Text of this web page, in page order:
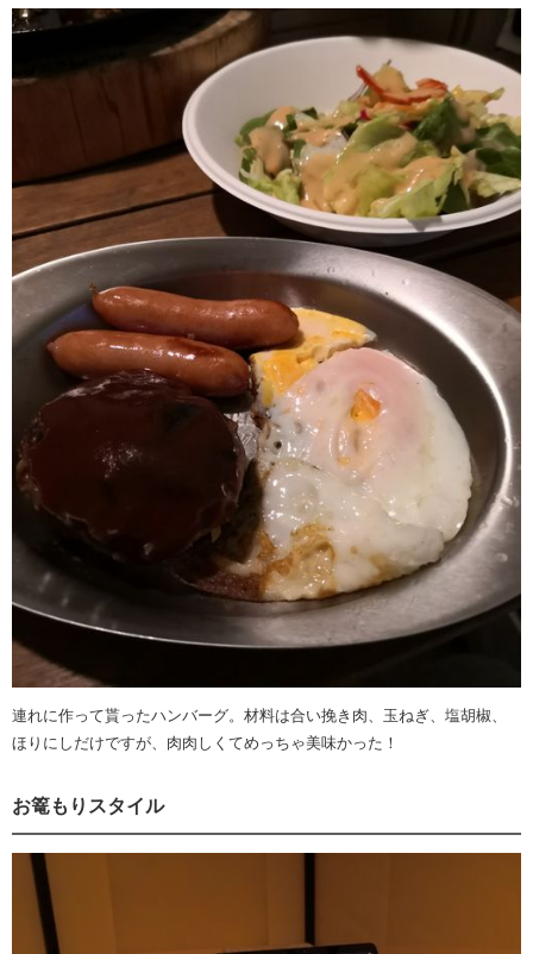
連れに作って貰ったハンバーグ。材料は合い挽き肉、玉ねぎ、塩胡椒、
ほりにしだけですが、肉肉しくてめっちゃ美味かった！
お篭もりスタイル